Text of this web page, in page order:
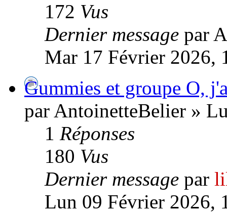
172 Vus
Dernier message par
Mar 17 Février 2026,
Gummies et groupe O,
par AntoinetteBelier »
1 Réponses
180 Vus
Dernier message par
Lun 09 Février 2026,